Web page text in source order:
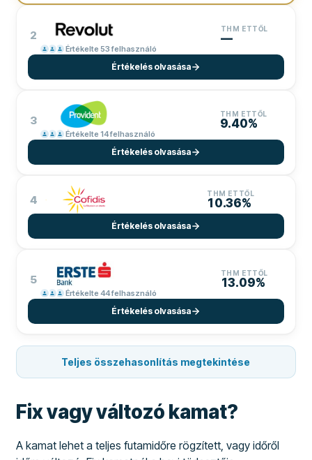
2
Értékelte 53 felhasználó
THM ETTŐL
—
Értékelés olvasása
3
Értékelte 14 felhasználó
THM ETTŐL
9.40%
Értékelés olvasása
4 THM ETTŐL
10.36%
Értékelés olvasása
5
Értékelte 44 felhasználó
THM ETTŐL
13.09%
Értékelés olvasása
Teljes összehasonlítás megtekintése
Fix vagy változó kamat?
A kamat lehet a teljes futamidőre rögzített, vagy időről